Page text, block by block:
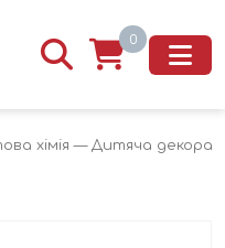
0
хімія — Дитяча